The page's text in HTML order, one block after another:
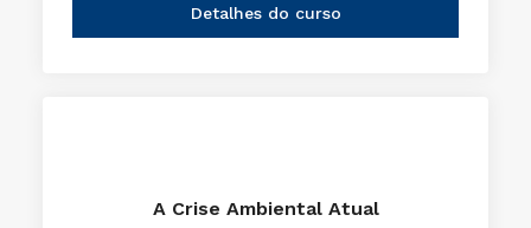
Detalhes do curso
A Crise Ambiental Atual